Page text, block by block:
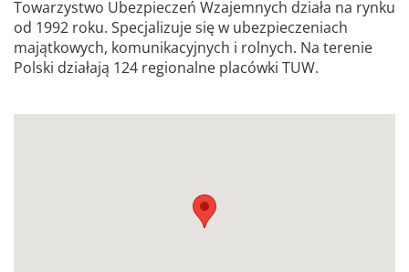
Towarzystwo Ubezpieczeń Wzajemnych działa na rynku
od 1992 roku. Specjalizuje się w ubezpieczeniach
majątkowych, komunikacyjnych i rolnych. Na terenie
Polski działają 124 regionalne placówki TUW.